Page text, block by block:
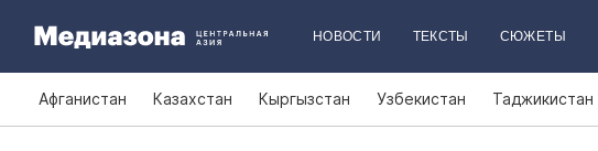
НОВОСТИ ТЕКСТЫ СЮЖЕТЫ
Афганистан Казахстан Кыргызстан Узбекистан Таджикистан